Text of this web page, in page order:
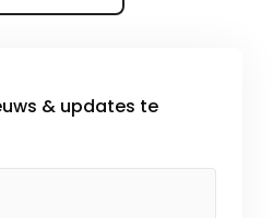
& updates te